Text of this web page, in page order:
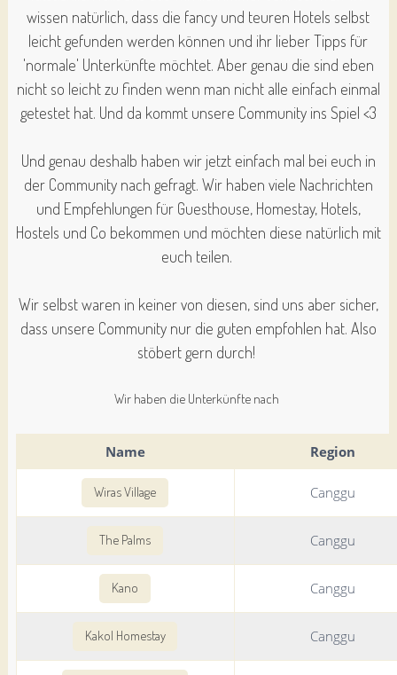
wissen natürlich, dass die fancy und teuren Hotels selbst
leicht gefunden werden können und ihr lieber Tipps für
'normale' Unterkünfte möchtet. Aber genau die sind eben
nicht so leicht zu finden wenn man nicht alle einfach einmal
getestet hat. Und da kommt unsere Community ins Spiel <3
Und genau deshalb haben wir jetzt einfach mal bei euch in
der Community nach gefragt. Wir haben viele Nachrichten
und Empfehlungen für Guesthouse, Homestay, Hotels,
Hostels und Co bekommen und möchten diese natürlich mit
euch teilen.
Wir selbst waren in keiner von diesen, sind uns aber sicher,
dass unsere Community nur die guten empfohlen hat. Also
stöbert gern durch!
Wir haben die Unterkünfte nach
Name Region
Wiras Village Canggu
The Palms Canggu
Kano Canggu
Kakol Homestay Canggu